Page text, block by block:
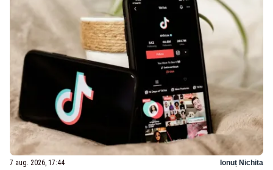
7 aug. 2026, 17:44 Ionuț Nichita